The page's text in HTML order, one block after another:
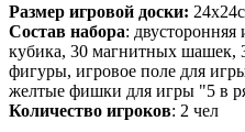
Размер игровой доски:
Состав набора: двусторонняя
кубика, 30 магнитных шашек,
фигуры, игровое поле для
желтые фишки для игры "5 в
Количество игроков: 2 чел